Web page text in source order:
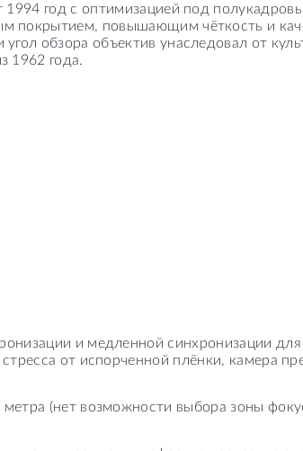
1994 год с оптимизацией под
покрытием, повышающим чёткость и
угол обзора объектив унаследовал от
1962 года.
и медленной синхронизации
от испорченной плёнки, камера
(нет возможности выбора зоны